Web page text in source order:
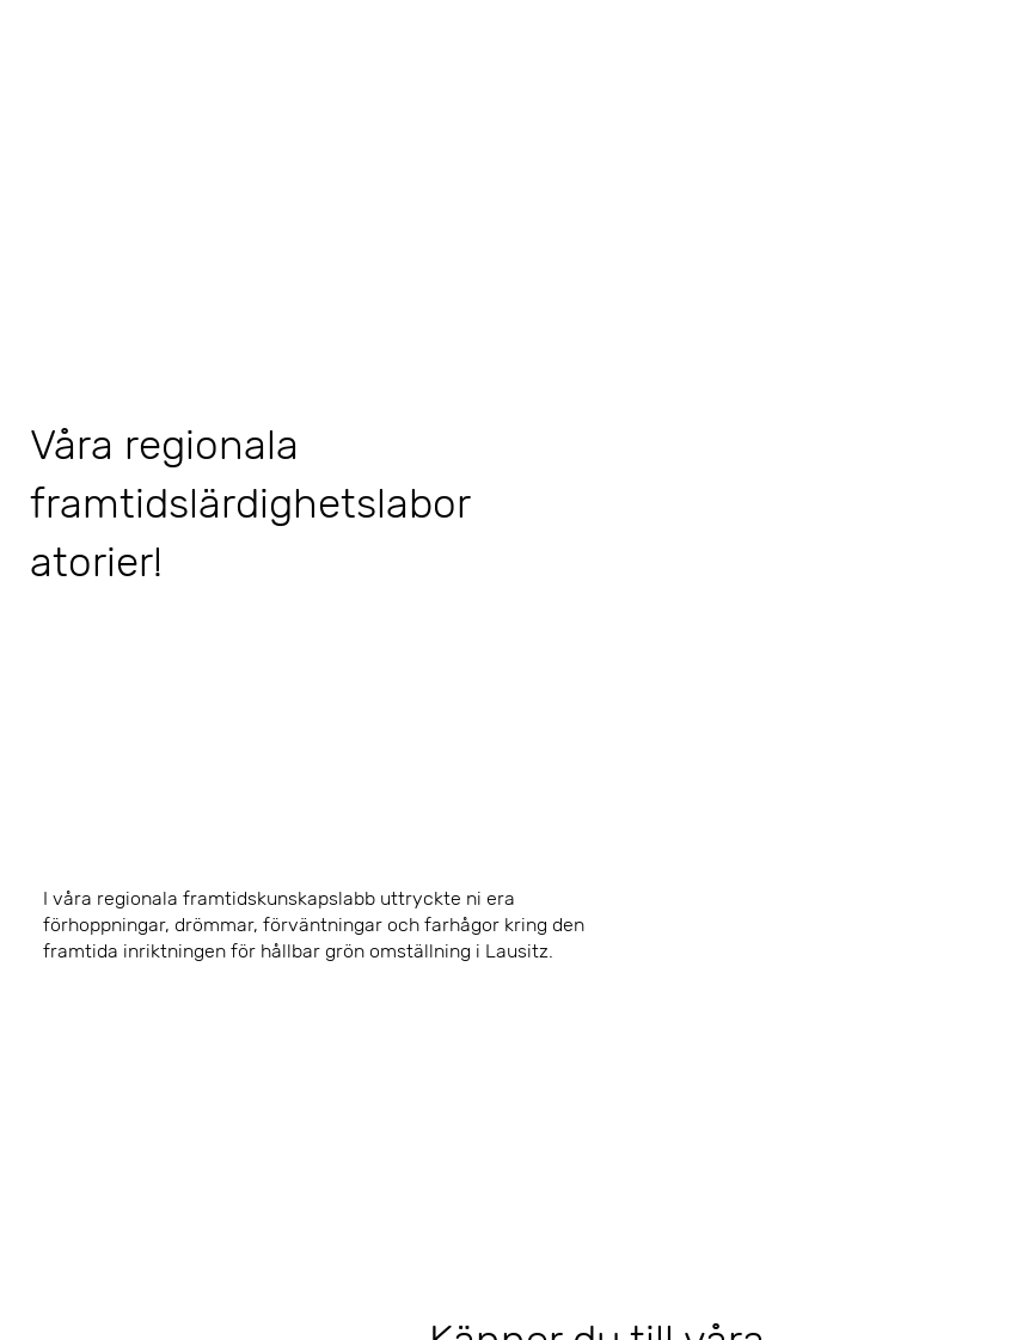
Våra regionala
framtidslärdighetslabor
atorier!
I våra regionala framtidskunskapslabb uttryckte ni era
förhoppningar, drömmar, förväntningar och farhågor kring den
framtida inriktningen för hållbar grön omställning i Lausitz.